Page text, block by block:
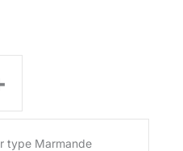
type Marmande